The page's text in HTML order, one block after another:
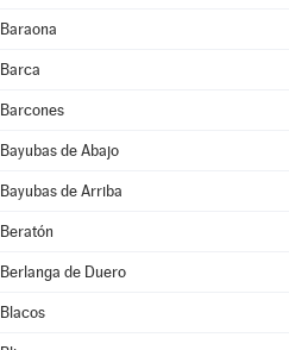
Baraona
Barca
Barcones
Bayubas de Abajo
Bayubas de Arriba
Beratón
Berlanga de Duero
Blacos